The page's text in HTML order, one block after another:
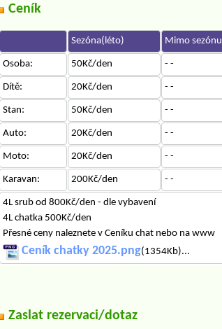
Ceník
Sezóna(léto) Mimo sezónu
Osoba: 50Kč/den - -
Dítě: 20Kč/den - -
Stan: 50Kč/den - -
Auto: 20Kč/den - -
Moto: 20Kč/den - -
Karavan: 200Kč/den - -
4L srub od 800Kč/den - dle vybavení
4L chatka 500Kč/den
Přesné ceny naleznete v Ceníku chat nebo na www
Ceník chatky 2025.png(1354Kb)...
Zaslat rezervaci/dotaz